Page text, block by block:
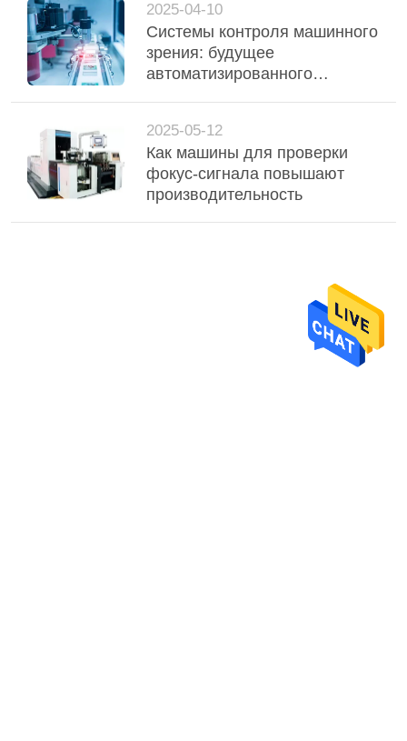
2025-04-10
Системы контроля машинного
зрения: будущее
автоматизированного
2025-05-12
Как машины для проверки
фокус-сигнала повышают
производительность